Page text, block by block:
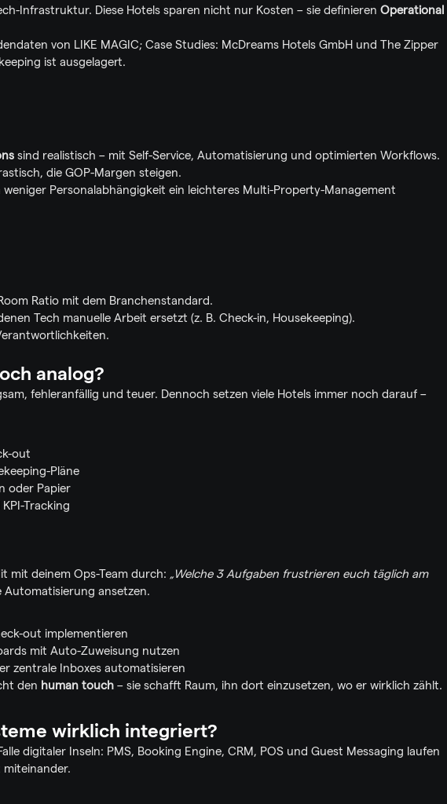
Infrastruktur. Diese Hotels sparen nicht nur Kosten – sie definieren Operational
von LIKE MAGIC; Case Studies: McDreams Hotels GmbH und The Zipper
ist ausgelagert.
sind realistisch – mit Self-Service, Automatisierung und optimierten Workflows.
die GOP-Margen steigen.
Personalabhängigkeit ein leichteres Multi-Property-Management
Ratio mit dem Branchenstandard.
Tech manuelle Arbeit ersetzt (z. B. Check-in, Housekeeping).
analog?
fehleranfällig und teuer. Dennoch setzen viele Hotels immer noch darauf –
out
Pläne
oder Papier
Tracking
mit deinem Ops-Team durch: „Welche 3 Aufgaben frustrieren euch täglich am
ansetzen.
out implementieren
mit Auto-Zuweisung nutzen
zentrale Inboxes automatisieren
den human touch – sie schafft Raum, ihn dort einzusetzen, wo er wirklich zählt.
wirklich integriert?
digitaler Inseln: PMS, Booking Engine, CRM, POS und Guest Messaging laufen